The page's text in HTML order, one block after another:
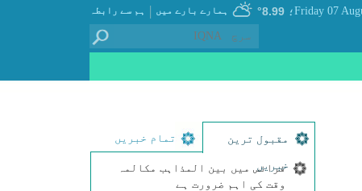
ہم سے رابطہ | ہمارے بارے میں ؛ 8.99°
مقبول ترین
خبریں
تمام خبریں
فرانس میں بین المذاہب مکالمہ
وقت کی اہم ضرورت ہے